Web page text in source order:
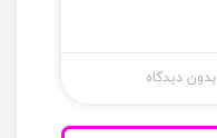
بدون دیدگاه